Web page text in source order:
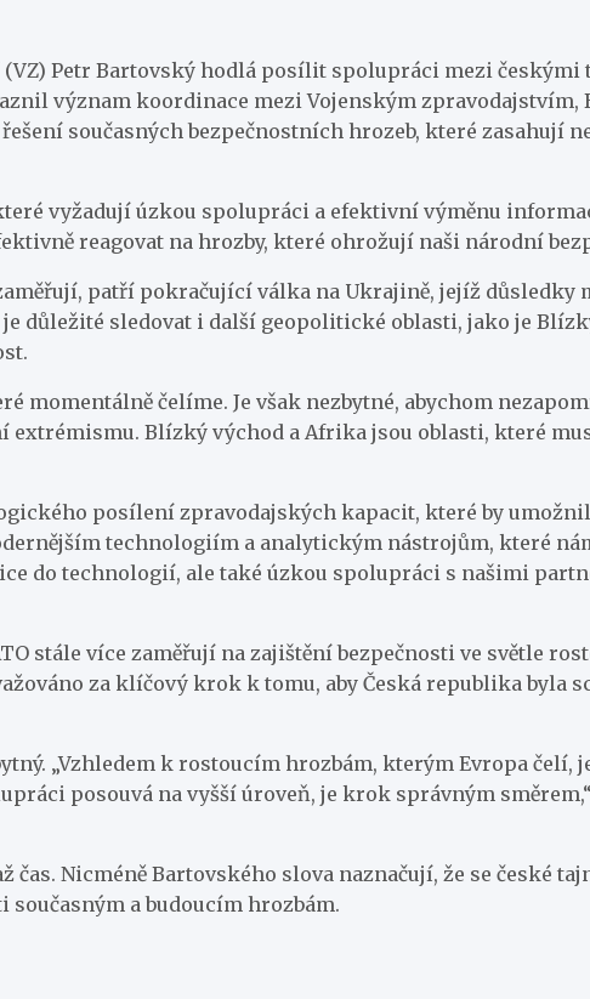
Petr Bartovský hodlá posílit spolupráci mezi českými
význam koordinace mezi Vojenským
současných bezpečnostních hrozeb, které zasahují
vyžadují úzkou spolupráci a efektivní výměnu
reagovat na hrozby, které ohrožují naši národní
patří pokračující válka na Ukrajině, jejíž důsledky
důležité sledovat i další geopolitické oblasti, jako je
momentálně čelíme. Je však nezbytné, abychom
Blízký východ a Afrika jsou oblasti, které
posílení zpravodajských kapacit, které by
technologiím a analytickým nástrojům, které
do technologií, ale také úzkou spolupráci s našimi
stále více zaměřují na zajištění bezpečnosti ve světle
za klíčový krok k tomu, aby Česká republika byla
„Vzhledem k rostoucím hrozbám, kterým Evropa čelí,
posouvá na vyšší úroveň, je krok správným
čas. Nicméně Bartovského slova naznačují, že se české
a budoucím hrozbám.